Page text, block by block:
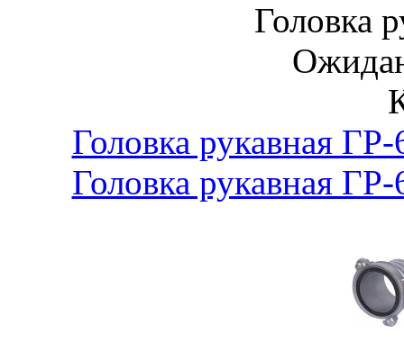
Головка
Головка рукавная
Головка рукавная